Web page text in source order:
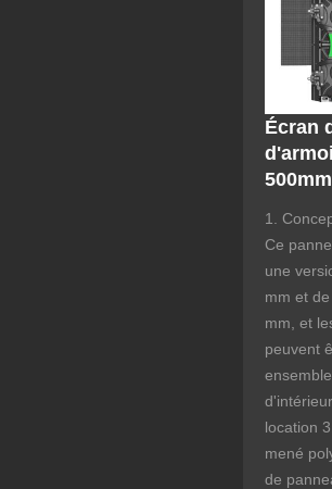
Écran
1.
Ce
une
mm et
mm, et
peuvent
location
mené
de